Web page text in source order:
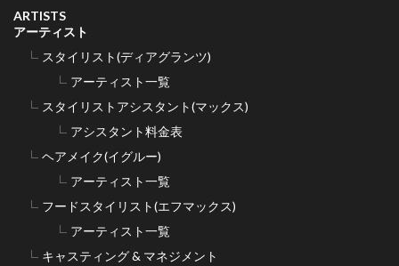
ARTISTS
アーティスト
スタイリスト(ディアグランツ)
アーティスト一覧
スタイリストアシスタント(マックス)
アシスタント料金表
ヘアメイク(イグルー)
アーティスト一覧
フードスタイリスト(エフマックス)
アーティスト一覧
キャスティング & マネジメント